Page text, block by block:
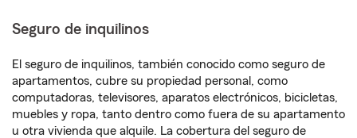
Seguro de inquilinos
El seguro de inquilinos, también conocido como seguro de
apartamentos, cubre su propiedad personal, como
computadoras, televisores, aparatos electrónicos, bicicletas,
muebles y ropa, tanto dentro como fuera de su apartamento
u otra vivienda que alquile. La cobertura del seguro de